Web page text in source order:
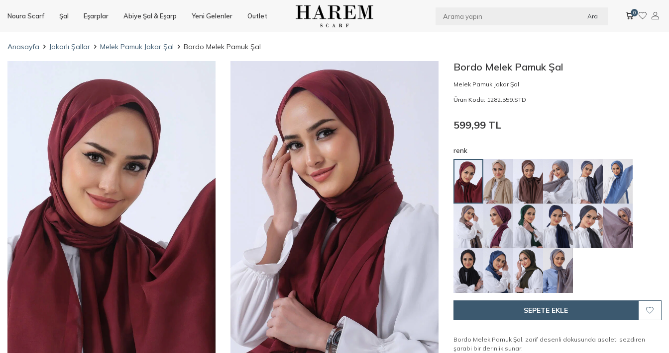
Noura Scarf Şal Eşarplar Abiye Şal & Eşarp Yeni Gelenler Outlet Ara 0
Anasayfa Jakarlı Şallar Melek Pamuk Jakar Şal Bordo Melek Pamuk Şal
Bordo Melek Pamuk Şal
Melek Pamuk Jakar Şal
Ürün Kodu: 1282.559.STD
599,99 TL
renk
SEPETE EKLE
Bordo Melek Pamuk Şal, zarif desenli dokusunda asaleti sezdiren
şarabi bir derinlik sunar.